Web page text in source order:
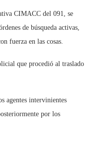
CIMACC del 091, se
de búsqueda activas,
fuerza en las cosas.
que procedió al traslado
agentes intervinientes
por los